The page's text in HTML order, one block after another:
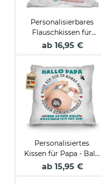
Personalisierbares
Flauschkissen für
Kinder - mit Name
Flughörnchen -
Verschiedene Farben
ab 16,95 €
Personalisiertes
Kissen für Papa - Bald
kuschel ich mit dir -
ab 15,95 €